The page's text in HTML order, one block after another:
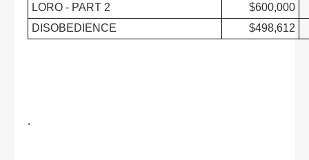
LORO - PART 2
$600,000
DISOBEDIENCE
$498,612
.